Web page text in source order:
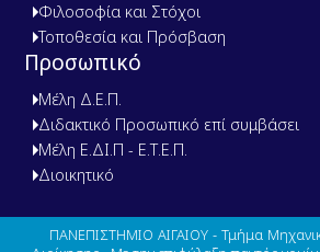
Φιλοσοφία και Στόχοι
Τοποθεσία και Πρόσβαση
Προσωπικό
Μέλη Δ.Ε.Π.
Διδακτικό Προσωπικό επί συμβάσει
Μέλη Ε.ΔΙ.Π - Ε.Τ.Ε.Π.
Διοικητικό
ΠΑΝΕΠΙΣΤΗΜΙΟ ΑΙΓΑΙΟΥ - Τμήμα